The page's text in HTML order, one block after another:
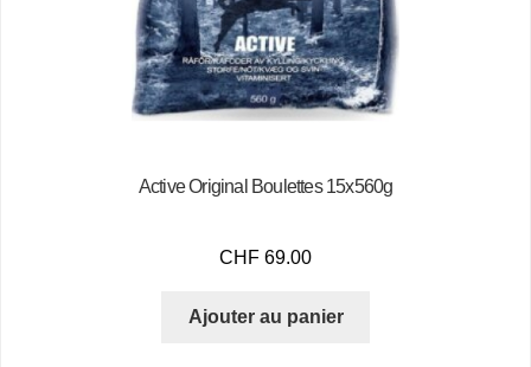
Active Original Boulettes 15x560g
CHF 69.00
Ajouter au panier